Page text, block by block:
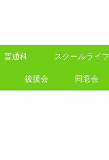
普通科 スクールライフ
後援会 同窓会